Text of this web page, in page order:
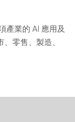
產業的 AI 應用及
零售、製造、